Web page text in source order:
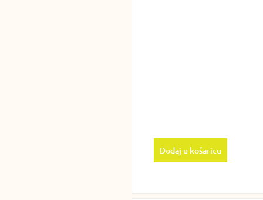
Dodaj u košaricu